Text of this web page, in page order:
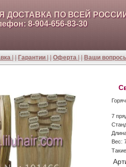
ДОСТАВКА ПО ВСЕЙ
8-904-656-83-30
Гарантии Оферта Ваши
7
Вес: